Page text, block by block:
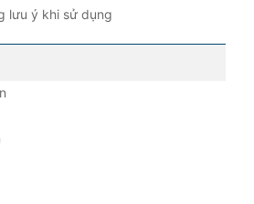
lưu ý khi sử dụng